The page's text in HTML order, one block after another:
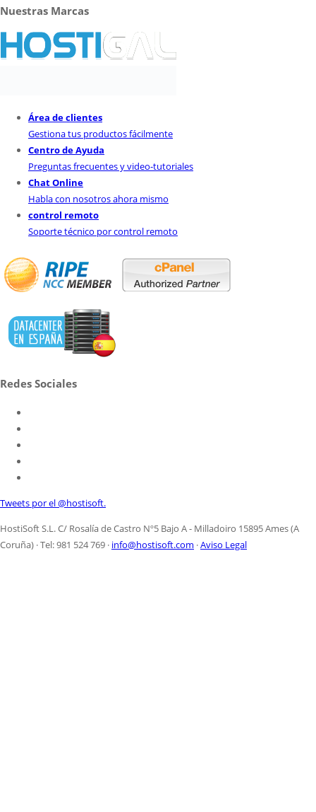
Nuestras Marcas
Área de clientes
Gestiona tus productos fácilmente
Centro de Ayuda
Preguntas frecuentes y video-tutoriales
Chat Online
Habla con nosotros ahora mismo
control remoto
Soporte técnico por control remoto
Redes Sociales
Tweets por el @hostisoft.
HostiSoft S.L. C/ Rosalía de Castro Nº5 Bajo A - Milladoiro 15895 Ames (A
Coruña) · Tel: 981 524 769 · info@hostisoft.com ·Aviso Legal